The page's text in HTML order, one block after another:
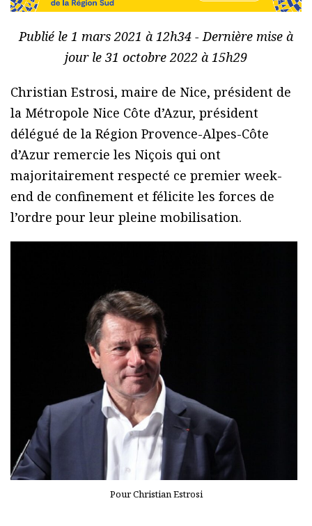
Publié le 1 mars 2021 à 12h34 - Dernière mise à
jour le 31 octobre 2022 à 15h29
Christian Estrosi, maire de Nice, président de
la Métropole Nice Côte d’Azur, président
délégué de la Région Provence-Alpes-Côte
d’Azur remercie les Niçois qui ont
majoritairement respecté ce premier week-
end de confinement et félicite les forces de
l’ordre pour leur pleine mobilisation.
Pour Christian Estrosi